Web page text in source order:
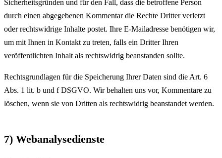
Sicherheitsgründen und für den Fall, dass die betroffene Person
durch einen abgegebenen Kommentar die Rechte Dritter verletzt
oder rechtswidrige Inhalte postet. Ihre E-Mailadresse benötigen wir,
um mit Ihnen in Kontakt zu treten, falls ein Dritter Ihren
veröffentlichten Inhalt als rechtswidrig beanstanden sollte.
Rechtsgrundlagen für die Speicherung Ihrer Daten sind die Art. 6
Abs. 1 lit. b und f DSGVO. Wir behalten uns vor, Kommentare zu
löschen, wenn sie von Dritten als rechtswidrig beanstandet werden.
7) Webanalysedienste